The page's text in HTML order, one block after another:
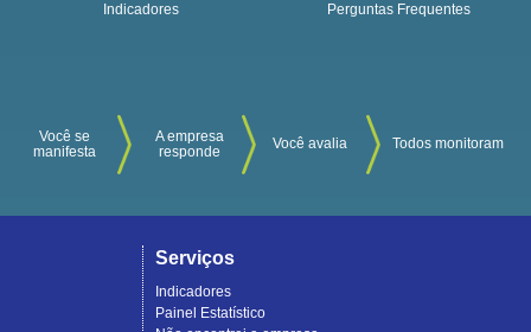
Indicadores Perguntas Frequentes
Você se
manifesta
A empresa
responde
Você avalia Todos monitoram
Serviços
Indicadores
Painel Estatístico